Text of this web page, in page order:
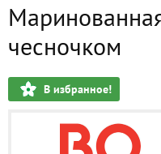
чесночком
В избранное!